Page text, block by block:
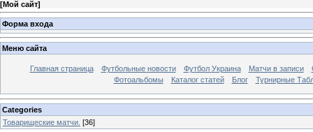
[Мой сайт]
Форма входа
Меню сайта
Главная страница Футбольные новости Футбол Украина Матчи в записи
Фотоальбомы
Каталог статей Блог Турнирные
Categories
Товарищеские матчи. [36]